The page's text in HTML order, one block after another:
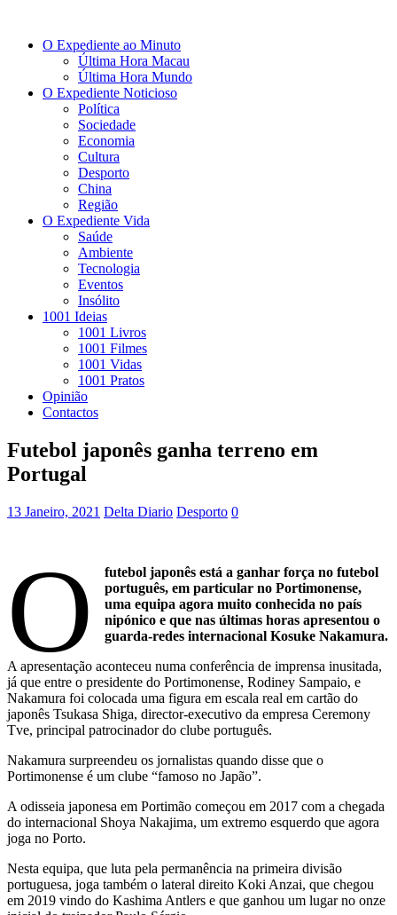
O Expediente ao Minuto
Última Hora Macau
Última Hora Mundo
O Expediente Noticioso
Política
Sociedade
Economia
Cultura
Desporto
China
Região
O Expediente Vida
Saúde
Ambiente
Tecnologia
Eventos
Insólito
1001 Ideias
1001 Livros
1001 Filmes
1001 Vidas
1001 Pratos
Opinião
Contactos
Futebol japonês ganha terreno em
Portugal
13 Janeiro, 2021 Delta Diario Desporto 0
O
futebol japonês está a ganhar força no futebol
português, em particular no Portimonense,
uma equipa agora muito conhecida no país
nipónico e que nas últimas horas apresentou o
guarda-redes internacional Kosuke Nakamura.
A apresentação aconteceu numa conferência de imprensa inusitada,
já que entre o presidente do Portimonense, Rodiney Sampaio, e
Nakamura foi colocada uma figura em escala real em cartão do
japonês Tsukasa Shiga, director-executivo da empresa Ceremony
Tve, principal patrocinador do clube português.
Nakamura surpreendeu os jornalistas quando disse que o
Portimonense é um clube “famoso no Japão”.
A odisseia japonesa em Portimão começou em 2017 com a chegada
do internacional Shoya Nakajima, um extremo esquerdo que agora
joga no Porto.
Nesta equipa, que luta pela permanência na primeira divisão
portuguesa, joga também o lateral direito Koki Anzai, que chegou
em 2019 vindo do Kashima Antlers e que ganhou um lugar no onze